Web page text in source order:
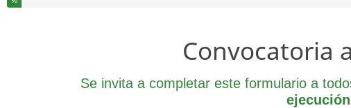
Convocatoria
Se invita a completar este formulario a